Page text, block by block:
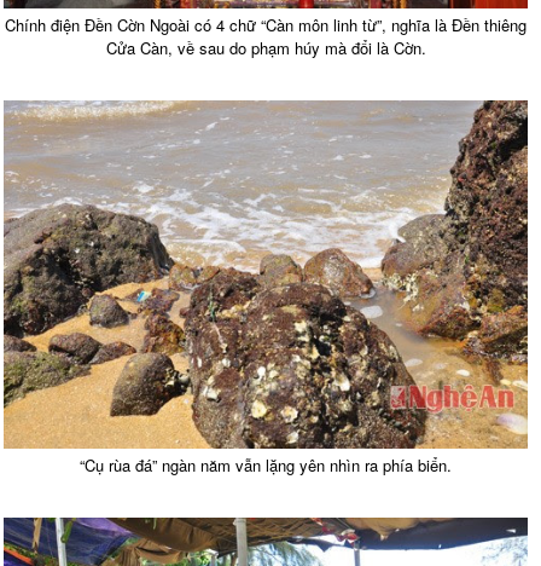
Chính điện Đền Cờn Ngoài có 4 chữ “Càn môn linh từ”, nghĩa là Đền thiêng
Cửa Càn, về sau do phạm húy mà đổi là Cờn.
“Cụ rùa đá” ngàn năm vẫn lặng yên nhìn ra phía biển.